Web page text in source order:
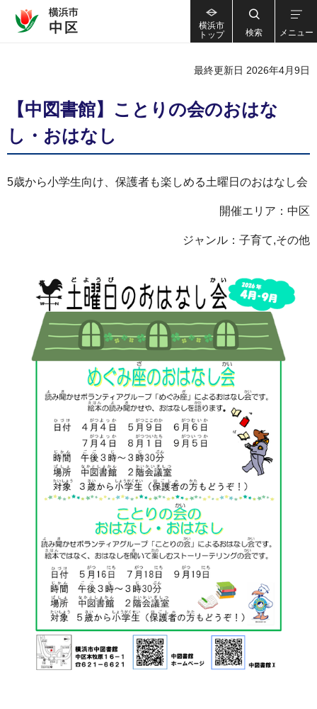
横浜市
トップ
検索 メニュー
最終更新日 2026年4月9日
【中図書館】ことりの会のおはな
し・おはなし
5歳から小学生向け、保護者も楽しめる土曜日のおはなし会
開催エリア：中区
ジャンル：子育て,その他